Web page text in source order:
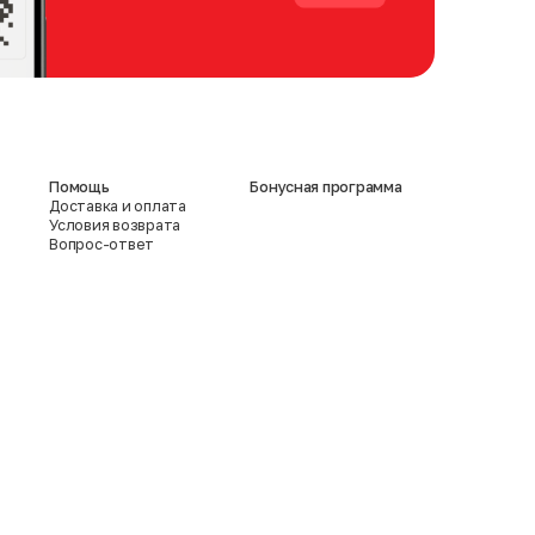
Помощь
Доставка и оплата
Условия возврата
Вопрос-ответ
Бонусная программа